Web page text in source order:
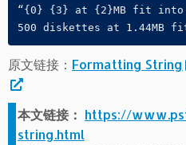
“{0} {3} at {2}MB fit into
500 diskettes at 1.44MB
原文链接： Formatting String
本文链接： https://
string.html